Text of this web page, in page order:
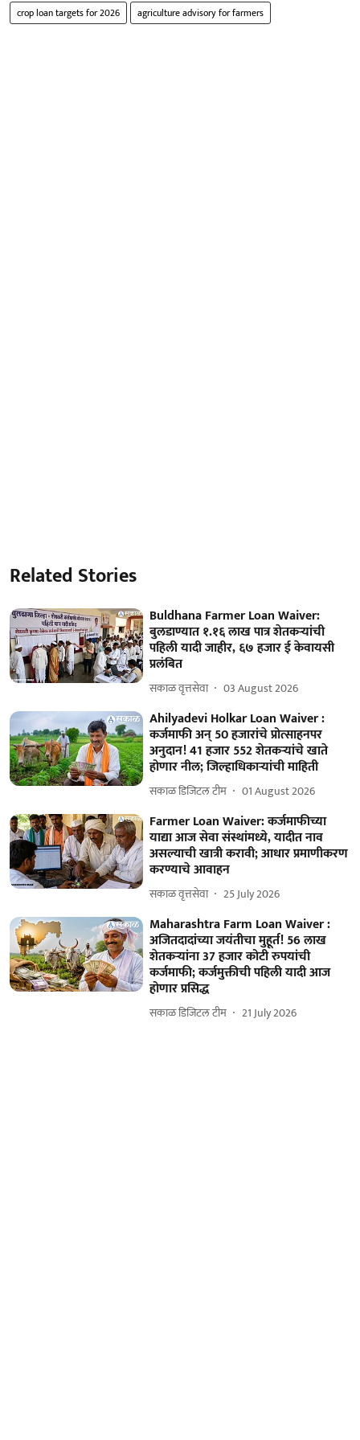
crop loan targets for 2026 agriculture advisory for farmers
Related Stories
Buldhana Farmer Loan Waiver:
बुलडाण्यात १.१६ लाख पात्र शेतकऱ्यांची
पहिली यादी जाहीर, ६७ हजार ई केवायसी
प्रलंबित
सकाळ वृत्तसेवा 03 August 2026
Ahilyadevi Holkar Loan Waiver :
कर्जमाफी अन् 50 हजारांचे प्रोत्साहनपर
अनुदान! 41 हजार 552 शेतकऱ्यांचे खाते
होणार नील; जिल्हाधिकाऱ्यांची माहिती
सकाळ डिजिटल टीम 01 August 2026
Farmer Loan Waiver: कर्जमाफीच्या
याद्या आज सेवा संस्थांमध्ये, यादीत नाव
असल्याची खात्री करावी; आधार प्रमाणीकरण
करण्याचे आवाहन
सकाळ वृत्तसेवा 25 July 2026
Maharashtra Farm Loan Waiver :
अजितदादांच्या जयंतीचा मुहूर्त! 56 लाख
शेतकऱ्यांना 37 हजार कोटी रुपयांची
कर्जमाफी; कर्जमुक्तीची पहिली यादी आज
होणार प्रसिद्ध
सकाळ डिजिटल टीम 21 July 2026